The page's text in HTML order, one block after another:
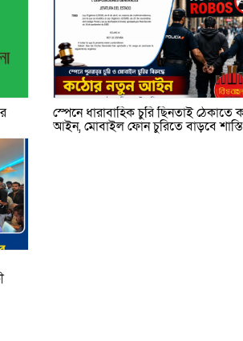
স্পেনে ধারাবাহিক চুরি ছিনতাই ঠেকাতে
আইন, মোবাইল ফোন চুরিতে বাড়বে শাস্তি